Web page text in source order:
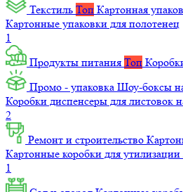
Текстиль Топ Картонная
Картонные упаковки для полотенец
1
Продукты питания Топ
Промо - упаковка Шоу-боксы
Коробки диспенсеры для листовок
2
Ремонт и строительство
Картонные коробки для
1